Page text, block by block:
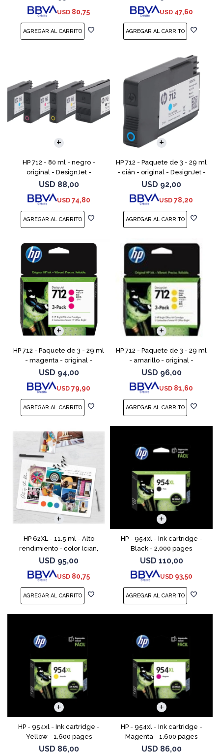
USD 80,75
DesignJet Studio, T210, T230,
T250, T630, T650
USD 47,60
HP 712 - 80 ml - negro -
original - DesignJet -
cartucho de tinta - para
DesignJet Studio, T210, T230,
T250, T630, T650
USD 88,00
USD 74,80
HP 712 - Paquete de 3 - 29 ml
- cián - original - DesignJet -
cartucho de tinta - para
DesignJet Studio, T210, T230,
T250, T630,
USD 92,00
USD 78,20
HP 712 - Paquete de 3 - 29 ml
- magenta - original -
DesignJet - cartucho de tinta
- para DesignJet Studio, T210,
T230, T250, T6
USD 94,00
USD 79,90
HP 712 - Paquete de 3 - 29 ml
- amarillo - original -
DesignJet - cartucho de tinta
- para DesignJet Studio, T210,
T230, T250, T
USD 96,00
USD 81,60
HP 62XL - 11.5 ml - Alto
rendimiento - color (cian,
magenta, amarillo) - original
- cartucho de tinta - para
ENVY 55XX, 56XX, 76
USD 95,00
USD 80,75
HP - 954xl - Ink cartridge -
Black - 2,000 pages
USD 110,00
USD 93,50
HP - 954xl - Ink cartridge -
Yellow - 1,600 pages
USD 86,00
HP - 954xl - Ink cartridge -
Magenta - 1,600 pages
USD 86,00